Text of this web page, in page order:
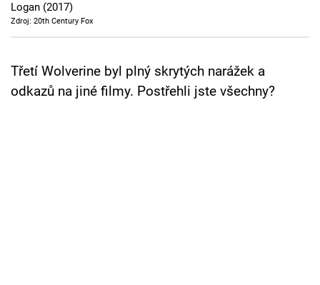
TV Program
Přihlášení
Logan (2017)
Zdroj: 20th Century Fox
Třetí Wolverine byl plný skrytých narážek a
odkazů na jiné filmy. Postřehli jste všechny?